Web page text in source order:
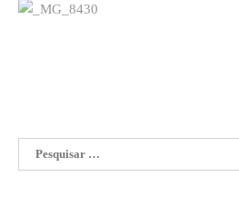
Pesquisar
por: